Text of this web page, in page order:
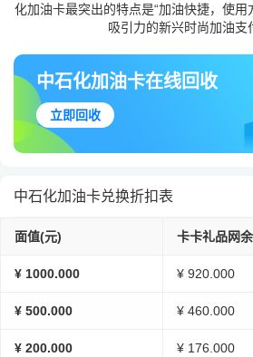
化加油卡最突出的特点是“加油快捷，使用
吸引力的新兴时尚加油支
中石化加油卡在线回收
立即回收
中石化加油卡兑换折扣表
面值(元) 卡卡礼品网
¥ 1000.000 ¥ 920.000
¥ 500.000 ¥ 460.000
¥ 200.000 ¥ 176.000